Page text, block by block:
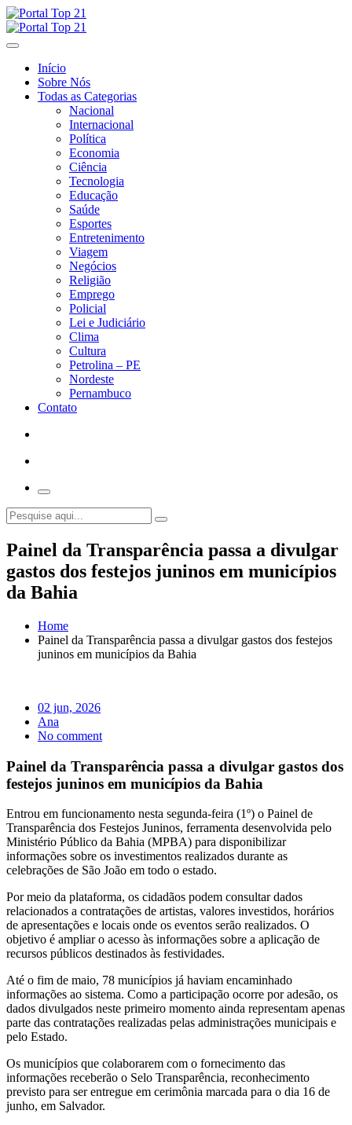
Skip
to
content
Início
Sobre Nós
Todas as Categorias
Nacional
Internacional
Política
Economia
Ciência
Tecnologia
Educação
Saúde
Esportes
Entretenimento
Viagem
Negócios
Religião
Emprego
Policial
Lei e Judiciário
Clima
Cultura
Petrolina – PE
Nordeste
Pernambuco
Contato
Painel da Transparência passa a divulgar
gastos dos festejos juninos em municípios
da Bahia
Home
Painel da Transparência passa a divulgar gastos dos festejos
juninos em municípios da Bahia
02 jun, 2026
Ana
No comment
Painel da Transparência passa a divulgar gastos dos
festejos juninos em municípios da Bahia
Entrou em funcionamento nesta segunda-feira (1º) o Painel de
Transparência dos Festejos Juninos, ferramenta desenvolvida pelo
Ministério Público da Bahia (MPBA) para disponibilizar
informações sobre os investimentos realizados durante as
celebrações de São João em todo o estado.
Por meio da plataforma, os cidadãos podem consultar dados
relacionados a contratações de artistas, valores investidos, horários
de apresentações e locais onde os eventos serão realizados. O
objetivo é ampliar o acesso às informações sobre a aplicação de
recursos públicos destinados às festividades.
Até o fim de maio, 78 municípios já haviam encaminhado
informações ao sistema. Como a participação ocorre por adesão, os
dados divulgados neste primeiro momento ainda representam apenas
parte das contratações realizadas pelas administrações municipais e
pelo Estado.
Os municípios que colaborarem com o fornecimento das
informações receberão o Selo Transparência, reconhecimento
previsto para ser entregue em cerimônia marcada para o dia 16 de
junho, em Salvador.